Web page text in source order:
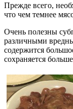
Прежде всего,
что чем темнее
Очень полезны
различными
содержится
сохраняется